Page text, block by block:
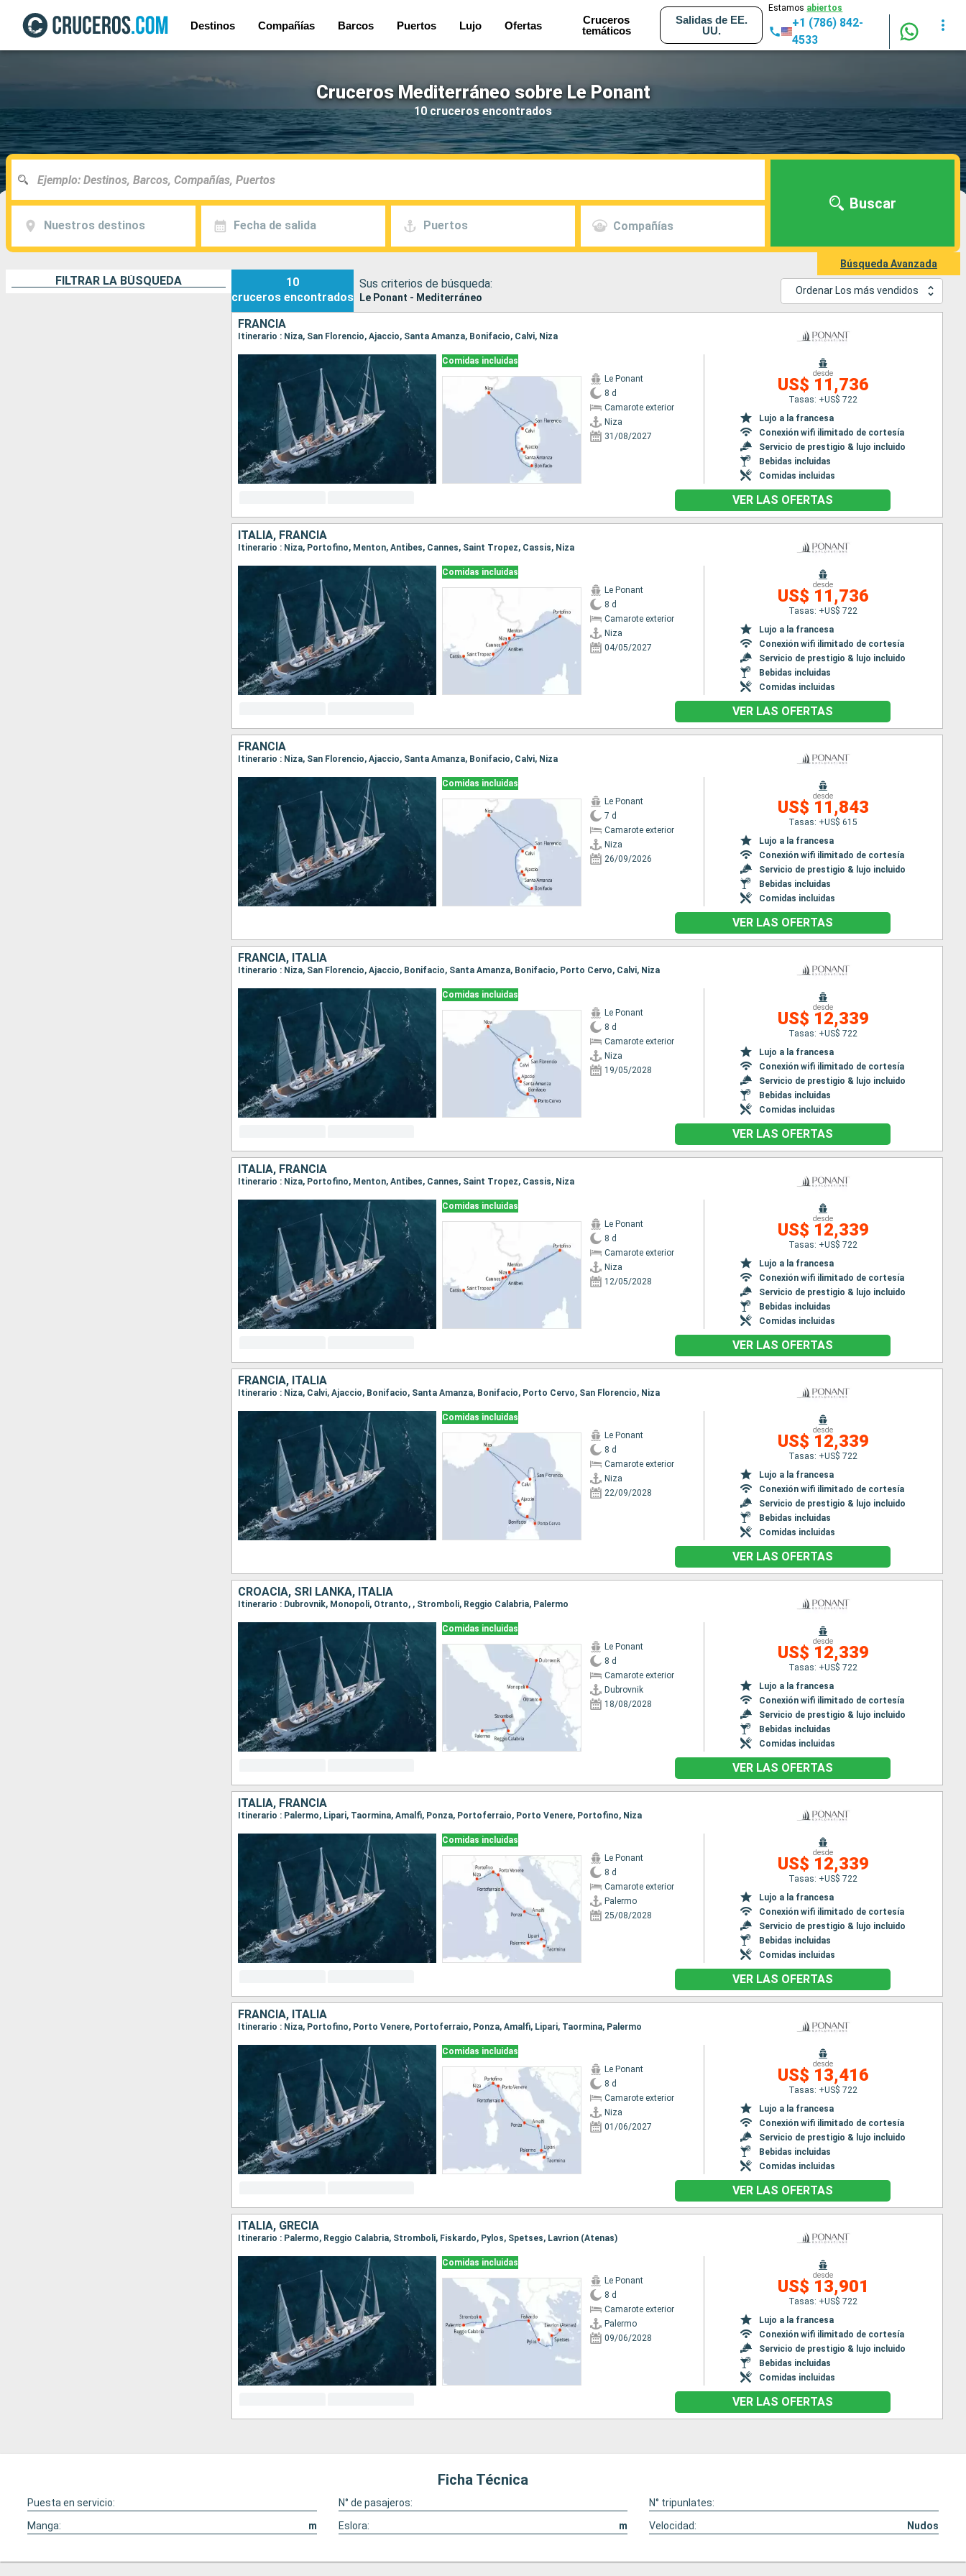
Destinos Compañías Barcos Puertos Lujo Ofertas
Cruceros
temáticos
Salidas de EE.
UU.
Estamos abiertos
+1 (786) 842-
4533
Cruceros Mediterráneo sobre Le Ponant
10 cruceros encontrados
Nuestros destinos Fecha de salida Puertos Compañías
Buscar
Búsqueda Avanzada
FILTRAR LA BÚSQUEDA
10
cruceros encontrados
Sus criterios de búsqueda:
Le Ponant - Mediterráneo
Ordenar Los más vendidos
FRANCIA
Itinerario : Niza, San Florencio, Ajaccio, Santa Amanza, Bonifacio, Calvi, Niza
Comidas incluidas
Le Ponant
8 d
Camarote exterior
Niza
31/08/2027
desde
US$ 11,736
Tasas: +US$ 722
Lujo a la francesa
Conexión wifi ilimitado de cortesía
Servicio de prestigio & lujo incluido
Bebidas incluidas
Comidas incluidas
VER LAS OFERTAS
ITALIA, FRANCIA
Itinerario : Niza, Portofino, Menton, Antibes, Cannes, Saint Tropez, Cassis, Niza
Comidas incluidas
Le Ponant
8 d
Camarote exterior
Niza
04/05/2027
desde
US$ 11,736
Tasas: +US$ 722
Lujo a la francesa
Conexión wifi ilimitado de cortesía
Servicio de prestigio & lujo incluido
Bebidas incluidas
Comidas incluidas
VER LAS OFERTAS
FRANCIA
Itinerario : Niza, San Florencio, Ajaccio, Santa Amanza, Bonifacio, Calvi, Niza
Comidas incluidas
Le Ponant
7 d
Camarote exterior
Niza
26/09/2026
desde
US$ 11,843
Tasas: +US$ 615
Lujo a la francesa
Conexión wifi ilimitado de cortesía
Servicio de prestigio & lujo incluido
Bebidas incluidas
Comidas incluidas
VER LAS OFERTAS
FRANCIA, ITALIA
Itinerario : Niza, San Florencio, Ajaccio, Bonifacio, Santa Amanza, Bonifacio, Porto Cervo, Calvi, Niza
Comidas incluidas
Le Ponant
8 d
Camarote exterior
Niza
19/05/2028
desde
US$ 12,339
Tasas: +US$ 722
Lujo a la francesa
Conexión wifi ilimitado de cortesía
Servicio de prestigio & lujo incluido
Bebidas incluidas
Comidas incluidas
VER LAS OFERTAS
ITALIA, FRANCIA
Itinerario : Niza, Portofino, Menton, Antibes, Cannes, Saint Tropez, Cassis, Niza
Comidas incluidas
Le Ponant
8 d
Camarote exterior
Niza
12/05/2028
desde
US$ 12,339
Tasas: +US$ 722
Lujo a la francesa
Conexión wifi ilimitado de cortesía
Servicio de prestigio & lujo incluido
Bebidas incluidas
Comidas incluidas
VER LAS OFERTAS
FRANCIA, ITALIA
Itinerario : Niza, Calvi, Ajaccio, Bonifacio, Santa Amanza, Bonifacio, Porto Cervo, San Florencio, Niza
Comidas incluidas
Le Ponant
8 d
Camarote exterior
Niza
22/09/2028
desde
US$ 12,339
Tasas: +US$ 722
Lujo a la francesa
Conexión wifi ilimitado de cortesía
Servicio de prestigio & lujo incluido
Bebidas incluidas
Comidas incluidas
VER LAS OFERTAS
CROACIA, SRI LANKA, ITALIA
Itinerario : Dubrovnik, Monopoli, Otranto, , Stromboli, Reggio Calabria, Palermo
Comidas incluidas
Le Ponant
8 d
Camarote exterior
Dubrovnik
18/08/2028
desde
US$ 12,339
Tasas: +US$ 722
Lujo a la francesa
Conexión wifi ilimitado de cortesía
Servicio de prestigio & lujo incluido
Bebidas incluidas
Comidas incluidas
VER LAS OFERTAS
ITALIA, FRANCIA
Itinerario : Palermo, Lipari, Taormina, Amalfi, Ponza, Portoferraio, Porto Venere, Portofino, Niza
Comidas incluidas
Le Ponant
8 d
Camarote exterior
Palermo
25/08/2028
desde
US$ 12,339
Tasas: +US$ 722
Lujo a la francesa
Conexión wifi ilimitado de cortesía
Servicio de prestigio & lujo incluido
Bebidas incluidas
Comidas incluidas
VER LAS OFERTAS
FRANCIA, ITALIA
Itinerario : Niza, Portofino, Porto Venere, Portoferraio, Ponza, Amalfi, Lipari, Taormina, Palermo
Comidas incluidas
Le Ponant
8 d
Camarote exterior
Niza
01/06/2027
desde
US$ 13,416
Tasas: +US$ 722
Lujo a la francesa
Conexión wifi ilimitado de cortesía
Servicio de prestigio & lujo incluido
Bebidas incluidas
Comidas incluidas
VER LAS OFERTAS
ITALIA, GRECIA
Itinerario : Palermo, Reggio Calabria, Stromboli, Fiskardo, Pylos, Spetses, Lavrion (Atenas)
Comidas incluidas
Le Ponant
8 d
Camarote exterior
Palermo
09/06/2028
desde
US$ 13,901
Tasas: +US$ 722
Lujo a la francesa
Conexión wifi ilimitado de cortesía
Servicio de prestigio & lujo incluido
Bebidas incluidas
Comidas incluidas
VER LAS OFERTAS
Ficha Técnica
Puesta en servicio: N° de pasajeros:
N° tripunlates:
Manga:
m Eslora: m Velocidad: Nudos